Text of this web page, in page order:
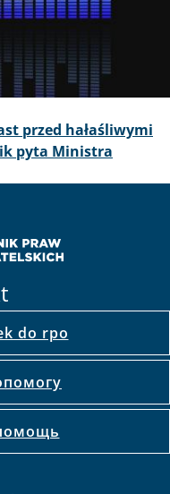
przed hałaśliwymi
pyta Ministra
do rpo